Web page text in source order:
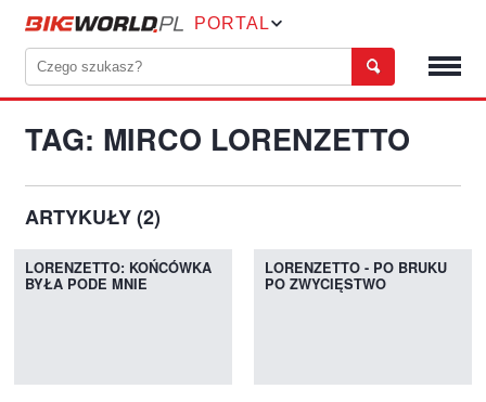
PORTAL
TAG: MIRCO LORENZETTO
ARTYKUŁY (2)
LORENZETTO: KOŃCÓWKA
BYŁA PODE MNIE
LORENZETTO - PO BRUKU
PO ZWYCIĘSTWO